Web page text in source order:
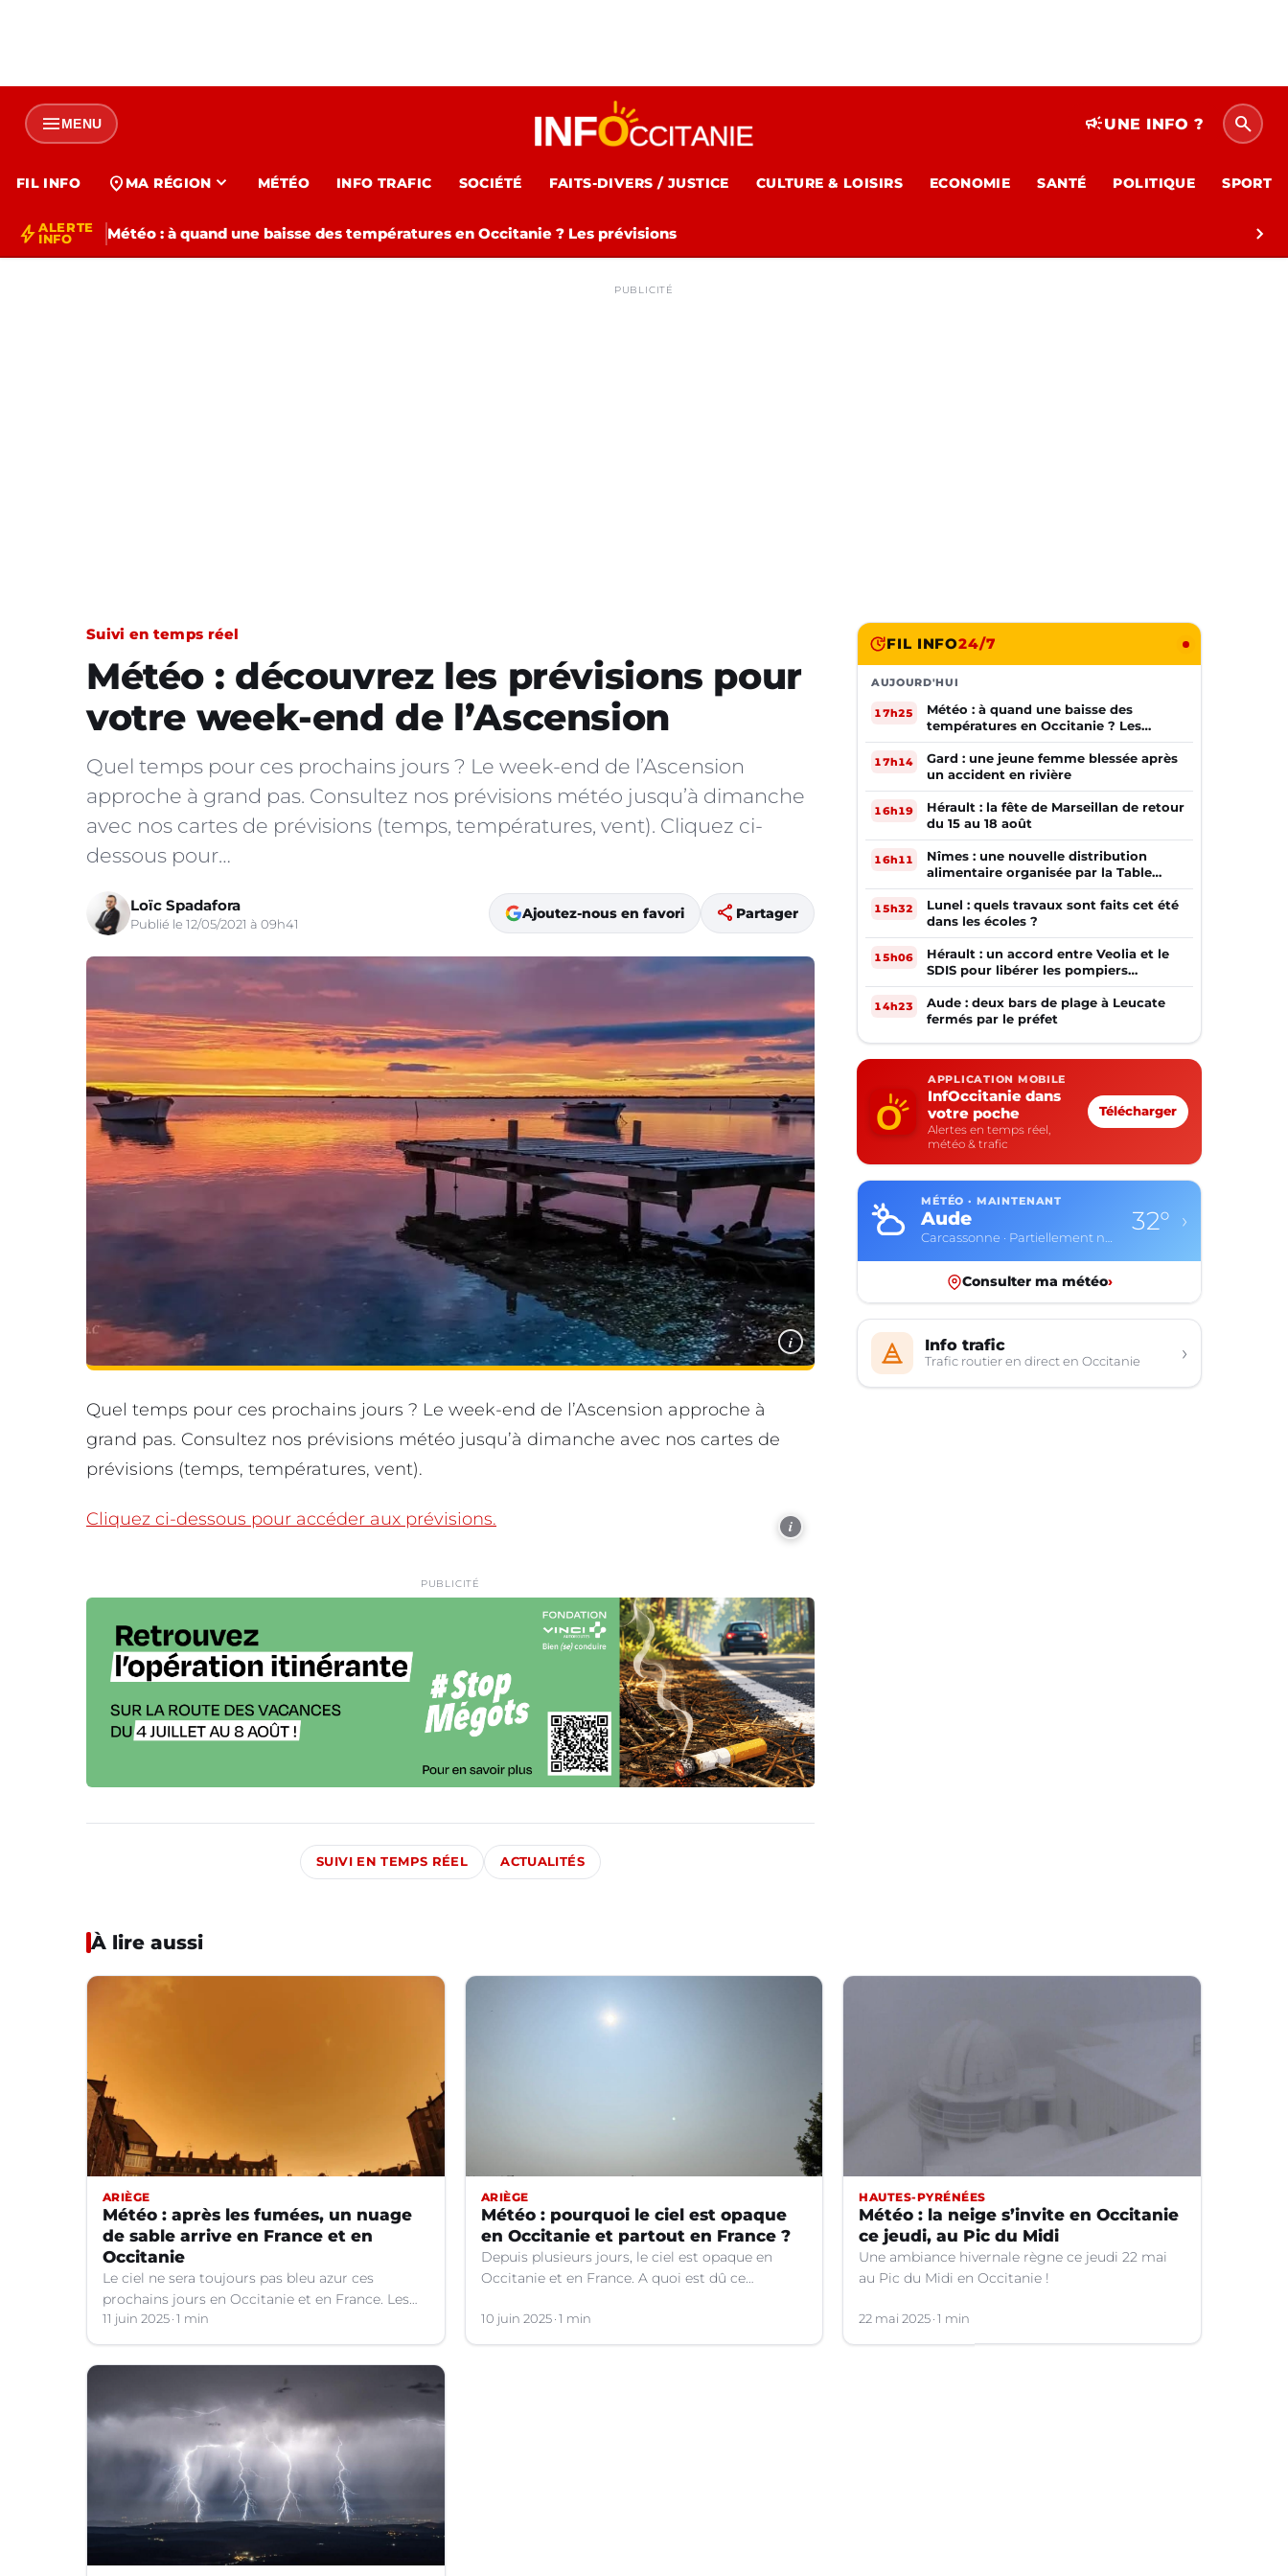
menuMENU campaignUNE INFO ? search
FIL INFO location_on MA RÉGION expand_more MÉTÉO INFO TRAFIC SOCIÉTÉ FAITS-DIVERS / JUSTICE CULTURE & LOISIRS ECONOMIE SANTÉ POLITIQUE SPORT
bolt ALERTE
INFO
Météo : à quand une baisse des températures en Occitanie ? Les prévisions chevron_right
PUBLICITÉ
Suivi en temps réel
Météo : découvrez les prévisions pour
votre week-end de l’Ascension
Quel temps pour ces prochains jours ? Le week-end de l’Ascension
approche à grand pas. Consultez nos prévisions météo jusqu’à dimanche
avec nos cartes de prévisions (temps, températures, vent). Cliquez ci-
dessous pour…
Loïc Spadafora
Publié le 12/05/2021 à 09h41
Ajoutez-nous en favori share Partager
i
Quel temps pour ces prochains jours ? Le week-end de l’Ascension approche à
grand pas. Consultez nos prévisions météo jusqu’à dimanche avec nos cartes de
prévisions (temps, températures, vent).
Cliquez ci-dessous pour accéder aux prévisions. i
PUBLICITÉ
SUIVI EN TEMPS RÉEL ACTUALITÉS
FIL INFO24/7
AUJOURD'HUI
17h25
Météo : à quand une baisse des
températures en Occitanie ? Les
prévisions
17h14
Gard : une jeune femme blessée après
un accident en rivière
16h19
Hérault : la fête de Marseillan de retour
du 15 au 18 août
16h11
Nîmes : une nouvelle distribution
alimentaire organisée par la Table
Ouverte
15h32
Lunel : quels travaux sont faits cet été
dans les écoles ?
15h06
Hérault : un accord entre Veolia et le
SDIS pour libérer les pompiers
volontaires
14h23
Aude : deux bars de plage à Leucate
fermés par le préfet
APPLICATION MOBILE
InfOccitanie dans
votre poche
Alertes en temps réel,
météo & trafic
Télécharger
MÉTÉO · MAINTENANT
Aude
Carcassonne · Partiellement nuageux
32° ›
Consulter ma météo›
Info trafic
Trafic routier en direct en Occitanie ›
À lire aussi
ARIÈGE
Météo : après les fumées, un nuage
de sable arrive en France et en
Occitanie
Le ciel ne sera toujours pas bleu azur ces
prochains jours en Occitanie et en France. Les
explications météo.
11 juin 2025 1 min
ARIÈGE
Météo : pourquoi le ciel est opaque
en Occitanie et partout en France ?
Depuis plusieurs jours, le ciel est opaque en
Occitanie et en France. A quoi est dû ce
10 juin 2025 1 min
HAUTES-PYRÉNÉES
Météo : la neige s’invite en Occitanie
ce jeudi, au Pic du Midi
Une ambiance hivernale règne ce jeudi 22 mai
au Pic du Midi en Occitanie !
22 mai 2025 1 min